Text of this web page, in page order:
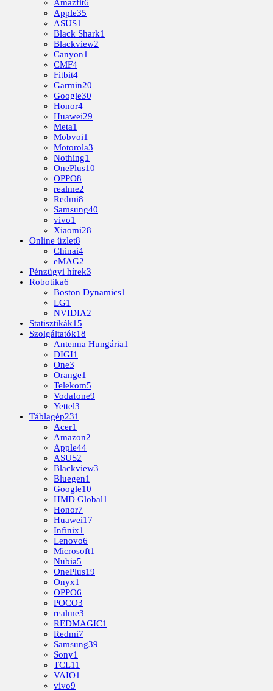
Amazfit6
Apple35
ASUS1
Black Shark1
Blackview2
Canyon1
CMF4
Fitbit4
Garmin20
Google30
Honor4
Huawei29
Meta1
Mobvoi1
Motorola3
Nothing1
OnePlus10
OPPO8
realme2
Redmi8
Samsung40
vivo1
Xiaomi28
Online üzlet8
Chinai4
eMAG2
Pénzügyi hírek3
Robotika6
Boston Dynamics1
LG1
NVIDIA2
Statisztikák15
Szolgáltatók18
Antenna Hungária1
DIGI1
One3
Orange1
Telekom5
Vodafone9
Yettel3
Táblagép231
Acer1
Amazon2
Apple44
ASUS2
Blackview3
Bluegen1
Google10
HMD Global1
Honor7
Huawei17
Infinix1
Lenovo6
Microsoft1
Nubia5
OnePlus19
Onyx1
OPPO6
POCO3
realme3
REDMAGIC1
Redmi7
Samsung39
Sony1
TCL11
VAIO1
vivo9